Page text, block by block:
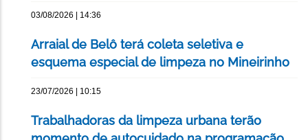
03/08/2026 | 14:36
Arraial de Belô terá coleta seletiva e
esquema especial de limpeza no Mineirinho
23/07/2026 | 10:15
Trabalhadoras da limpeza urbana terão